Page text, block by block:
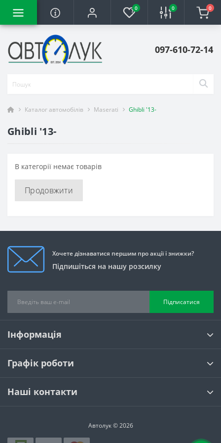
0 0 0
097-610-72-14
Каталог автомобілів Maserati Ghibli '13-
Ghibli '13-
В категорії немає товарів
Продовжити
Хочете дізнаватися першим про акції і знижки?
Підпишіться на нашу розсилку
Підписатися
Інформація
Графік роботи
Наші контакти
Автолук © 2026